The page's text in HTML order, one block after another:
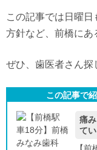
この記事では日曜
方針など、前橋にあ
ぜひ、歯医者さん探
この記事で
痛
て